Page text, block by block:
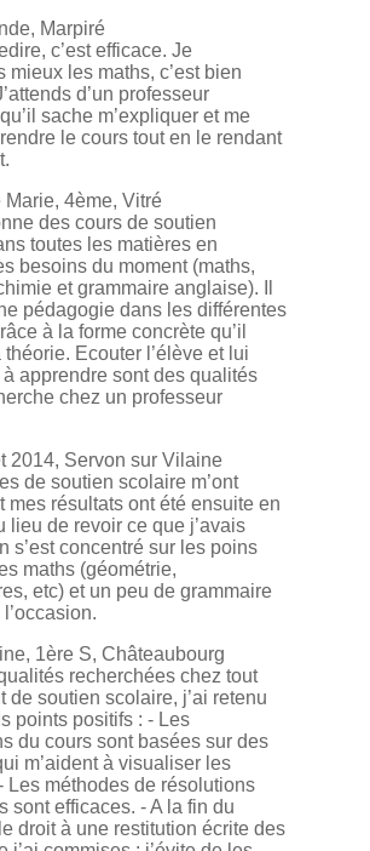
Marpiré
c’est efficace. Je
mieux les maths, c’est bien
d’un professeur
sache m’expliquer et me
le cours tout en le rendant
Marie, 4ème, Vitré
des cours de soutien
toutes les matières en
besoins du moment (maths,
et grammaire anglaise). Il
pédagogie dans les différentes
à la forme concrète qu’il
Ecouter l’élève et lui
apprendre sont des qualités
chez un professeur
2014, Servon sur Vilaine
de soutien scolaire m’ont
mes résultats ont été ensuite en
lieu de revoir ce que j’avais
s’est concentré sur les poins
maths (géométrie,
etc) et un peu de grammaire
1ère S, Châteaubourg
recherchées chez tout
de soutien scolaire, j’ai retenu
points positifs : - Les
du cours sont basées sur des
m’aident à visualiser les
Les méthodes de résolutions
sont efficaces. - A la fin du
droit à une restitution écrite des